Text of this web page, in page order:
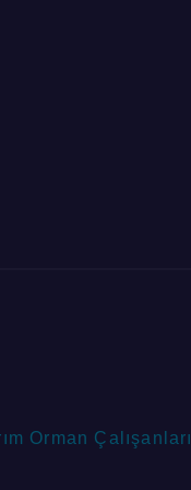
Orman Çalışanları